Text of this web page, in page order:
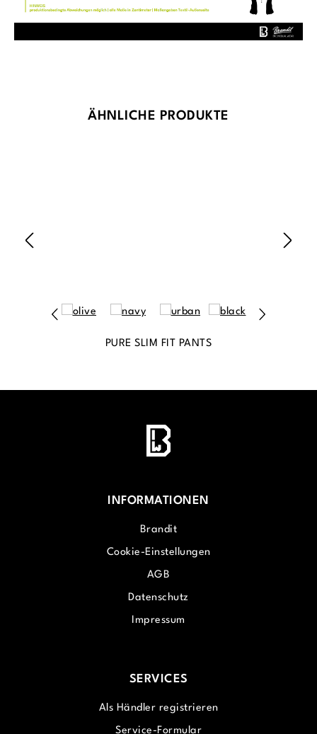
Produktgalerie überspringen
ÄHNLICHE PRODUKTE
PURE SLIM FIT PANTS
INFORMATIONEN
Brandit
Cookie-Einstellungen
AGB
Datenschutz
Impressum
SERVICES
Als Händler registrieren
Service-Formular